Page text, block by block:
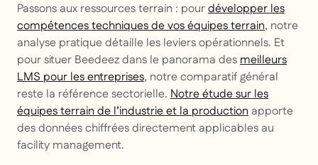
Passons aux ressources terrain : pourdévelopper les
compétences techniques de vos équipes terrain, notre
analyse pratique détaille les leviers opérationnels. Et
pour situer Beedeez dans le panorama desmeilleurs
LMS pour les entreprises, notre comparatif général
reste la référence sectorielle. Notre étude sur les
équipes terrain de l’industrie et la productionapporte
des données chiffrées directement applicables au
facility management.